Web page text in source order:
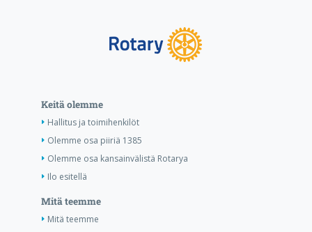
Keitä olemme
Hallitus ja toimihenkilöt
Olemme osa piiriä 1385
Olemme osa kansainvälistä Rotarya
Ilo esitellä
Mitä teemme
Mitä teemme